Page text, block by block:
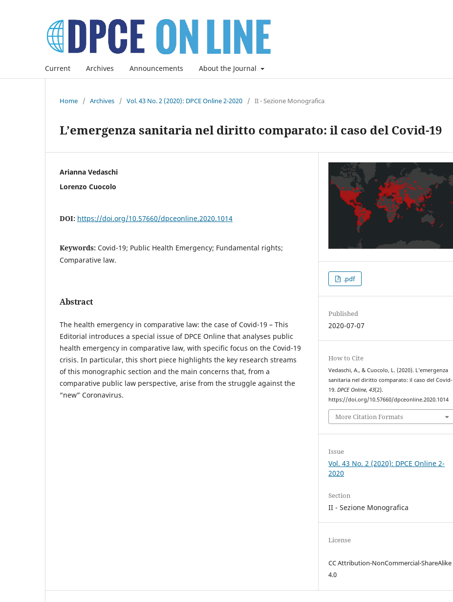
Current Archives Announcements About the Journal
Home / Archives / Vol. 43 No. 2 (2020): DPCE Online 2-2020 / II - Sezione Monografica
L’emergenza sanitaria nel diritto comparato: il caso del Covid-19
Arianna Vedaschi
Lorenzo Cuocolo
DOI: https://doi.org/10.57660/dpceonline.2020.1014
Keywords: Covid-19; Public Health Emergency; Fundamental rights;
Comparative law.
Abstract
The health emergency in comparative law: the case of Covid-19 – This
Editorial introduces a special issue of DPCE Online that analyses public
health emergency in comparative law, with specific focus on the Covid-19
crisis. In particular, this short piece highlights the key research streams
of this monographic section and the main concerns that, from a
comparative public law perspective, arise from the struggle against the
“new” Coronavirus.
.pdf
Published
2020-07-07
How to Cite
Vedaschi, A., & Cuocolo, L. (2020). L’emergenza
sanitaria nel diritto comparato: il caso del Covid-
19.DPCE Online,43(2).
https://doi.org/10.57660/dpceonline.2020.1014
More Citation Formats
Issue
Vol. 43 No. 2 (2020): DPCE Online 2-
2020
Section
II - Sezione Monografica
License
CC Attribution-NonCommercial-ShareAlike
4.0